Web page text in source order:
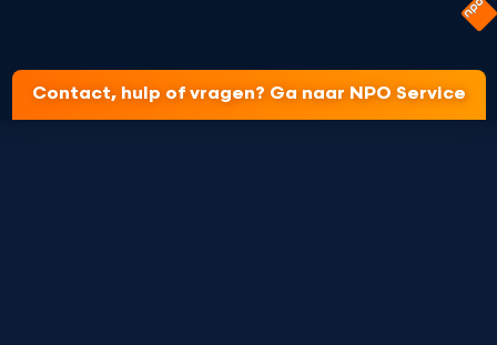
Contact, hulp of vragen? Ga naar NPO Service